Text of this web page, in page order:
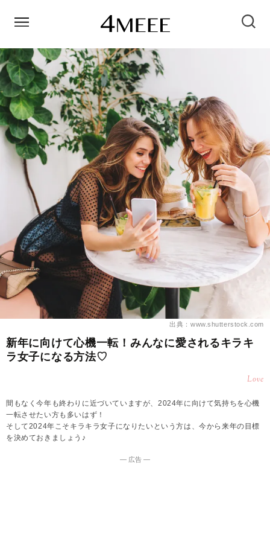
出典：www.shutterstock.com
新年に向けて心機一転！みんなに愛されるキラキ
ラ女子になる方法♡
Love
間もなく今年も終わりに近づいていますが、2024年に向けて気持ちを心機
一転させたい方も多いはず！
そして2024年こそキラキラ女子になりたいという方は、今から来年の目標
を決めておきましょう♪
― 広告 ―